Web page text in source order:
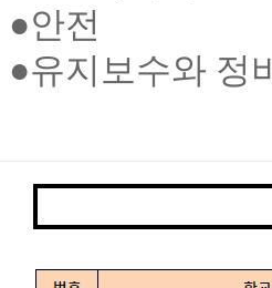
●안전
●유지보수와 정비